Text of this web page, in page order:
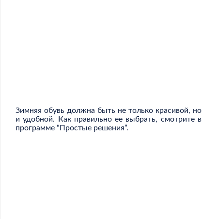
Зимняя обувь должна быть не только красивой, но
и удобной. Как правильно ее выбрать, смотрите в
программе “Простые решения”.